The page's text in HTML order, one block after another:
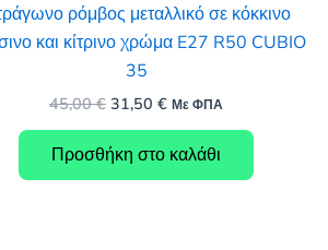
ρόμβος μεταλλικό σε κόκκινο
και κίτρινο χρώμα E27 R50 CUBIO
35
45,00€ Original
was:
45,00 €.
31,50 €Η
τιμή
είναι:
31,50 €.
Με ΦΠΑ
Προσθήκη στο καλάθι